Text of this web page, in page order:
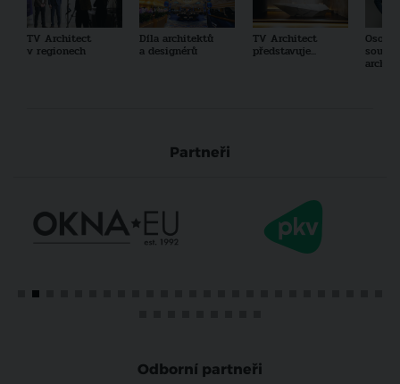
TV Architect
v regionech
Díla architektů
a designérů
TV Architect
představuje...
Partneři
Odborní partneři